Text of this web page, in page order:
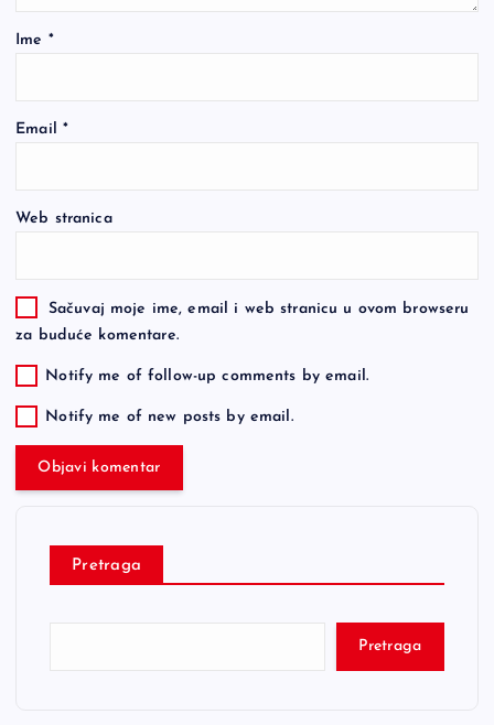
Ime *
Email *
Web stranica
Sačuvaj moje ime, email i web stranicu u ovom browseru
za buduće komentare.
Notify me of follow-up comments by email.
Notify me of new posts by email.
Pretraga
Pretraga